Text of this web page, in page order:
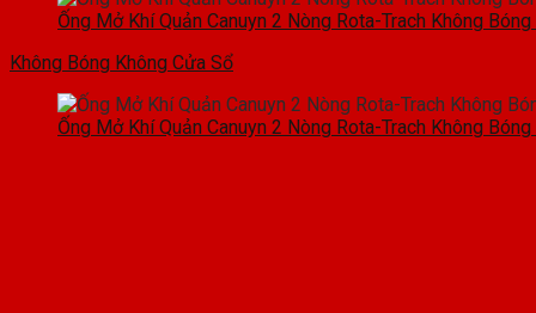
Ống Mở Khí Quản Canuyn 2 Nòng Rota-Trach Không
Không Bóng Không Cửa Sổ
Ống Mở Khí Quản Canuyn 2 Nòng Rota-Trach Không